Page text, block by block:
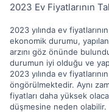
2023 Ev Fiyatlarının
2023 yılında ev
ekonomik durumu,
arzını göz önünde
durumun iyi olduğu ve
2023 yılında ev
öngörülmektedir. Aynı
fiyatları daha yüksek
düşmesine neden olabilir.